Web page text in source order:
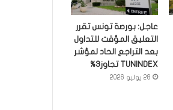
عاجل: بورصة تونس تقرر
التعليق المؤقت للتداول
بعد التراجع الحاد لمؤشر
TUNINDEX تجاوز3%
28 يوليو 2026